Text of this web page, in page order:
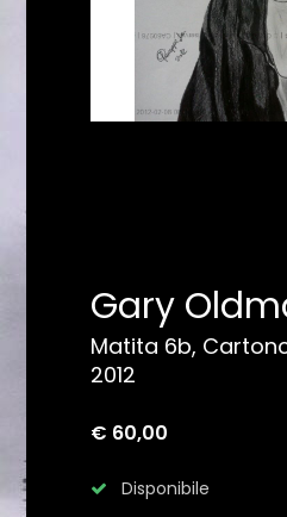
Gary
Matita 6b,
2012
€ 60,00
Disponibile